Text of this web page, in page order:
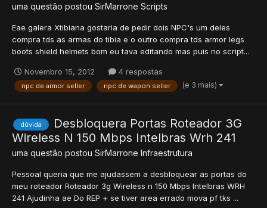
uma questão postou SirMarrone Scripts
Eae galera Xtibiana gostaria de pedir dois NPC's um deles
compra tds as armas do tibia e o outro compra tds armor legs
boots shield helmets bom eu tava editando mas puis no script...
Novembro 15, 2012 4 respostas
npc de armor seller npc de wapon seller (e 3 mais)
dúvida
Desbloquera Portas Roteador 3G
Wireless N 150 Mbps Intelbras Wrh 241
uma questão postou SirMarrone Infraestrutura
Pessoal queria que me ajudassem a desbloquear as portas do
meu roteador Roteador 3g Wireless n 150 Mbps Intelbras WRH
241 Ajudinha ae Do REP + se tiver area errado mova pf tks ...